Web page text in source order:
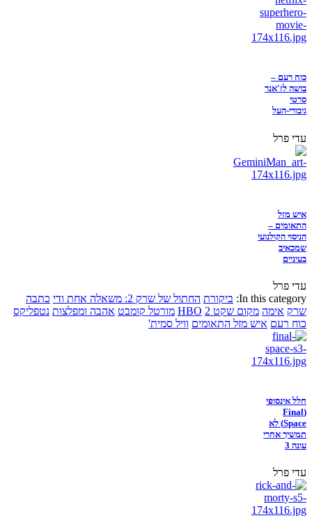
כוח רעם –
בושה לז'אנר
סרטי
גיבורי-העל
עדי פרל
איש מזל
התאומים –
הניסוי הקולנועי
שמכאיב
בעיניים
עדי פרל
In this category: ביקורת החתול של שרק 2: משאלה אחת ודי
כתבה
שרק אימה מקום שקט 2 HBO מורטל קומבט אהבה ומפלצות נטפליקס
כוח רעם איש מזל התאומים וויל סמית'
חלל אינסופי
(Final
Space) לא
תמשיך אחרי
עונה 3
עדי פרל